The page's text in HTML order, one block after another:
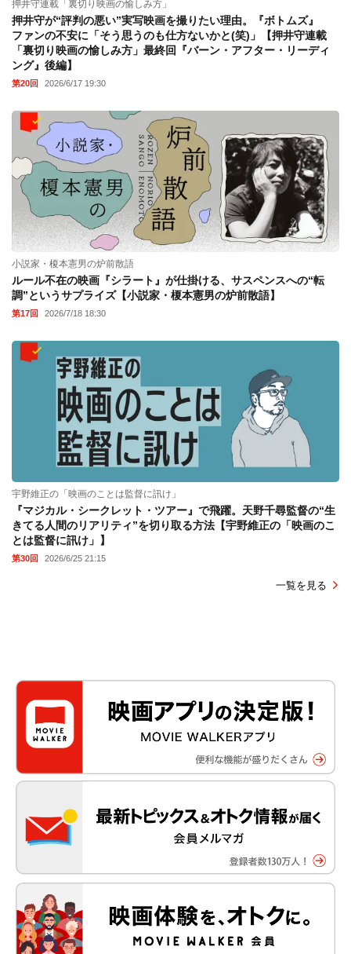
押井守連載「裏切り映画の愉しみ方」
押井守が“評判の悪い”実写映画を撮りたい理由。『ボトムズ』
ファンの不安に「そう思うのも仕方ないかと(笑)」【押井守連載
「裏切り映画の愉しみ方」最終回『バーン・アフター・リーディ
ング』後編】
第20回 2026/6/17 19:30
小説家・榎本憲男の炉前散語
ルール不在の映画『シラート』が仕掛ける、サスペンスへの“転
調”というサプライズ【小説家・榎本憲男の炉前散語】
第17回 2026/7/18 18:30
宇野維正の「映画のことは監督に訊け」
『マジカル・シークレット・ツアー』で飛躍。天野千尋監督の“生
きてる人間のリアリティ”を切り取る方法【宇野維正の「映画のこ
とは監督に訊け」】
第30回 2026/6/25 21:15
一覧を見る